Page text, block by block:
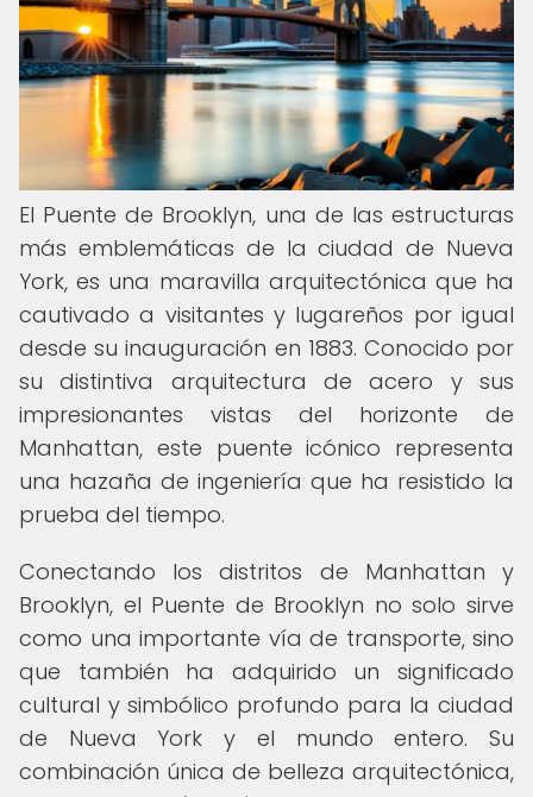
El Puente de Brooklyn, una de las estructuras
más emblemáticas de la ciudad de Nueva
York, es una maravilla arquitectónica que ha
cautivado a visitantes y lugareños por igual
desde su inauguración en 1883. Conocido por
su distintiva arquitectura de acero y sus
impresionantes vistas del horizonte de
Manhattan, este puente icónico representa
una hazaña de ingeniería que ha resistido la
prueba del tiempo.
Conectando los distritos de Manhattan y
Brooklyn, el Puente de Brooklyn no solo sirve
como una importante vía de transporte, sino
que también ha adquirido un significado
cultural y simbólico profundo para la ciudad
de Nueva York y el mundo entero. Su
combinación única de belleza arquitectónica,